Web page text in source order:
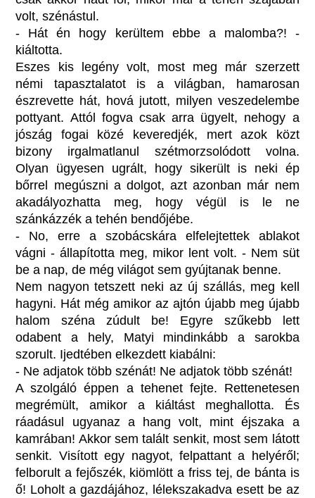
volt, szénástul.
- Hát én hogy kerültem ebbe a malomba?! -
kiáltotta.
Eszes kis legény volt, most meg már szerzett
némi tapasztalatot is a világban, hamarosan
észrevette hát, hová jutott, milyen veszedelembe
pottyant. Attól fogva csak arra ügyelt, nehogy a
jószág fogai közé keveredjék, mert azok közt
bizony irgalmatlanul szétmorzsolódott volna.
Olyan ügyesen ugrált, hogy sikerült is neki ép
bőrrel megúszni a dolgot, azt azonban már nem
akadályozhatta meg, hogy végül is le ne
szánkázzék a tehén bendőjébe.
- No, erre a szobácskára elfelejtettek ablakot
vágni - állapította meg, mikor lent volt. - Nem süt
be a nap, de még világot sem gyújtanak benne.
Nem nagyon tetszett neki az új szállás, meg kell
hagyni. Hát még amikor az ajtón újabb meg újabb
halom széna zúdult be! Egyre szűkebb lett
odabent a hely, Matyi mindinkább a sarokba
szorult. Ijedtében elkezdett kiabálni:
- Ne adjatok több szénát! Ne adjatok több szénát!
A szolgáló éppen a tehenet fejte. Rettenetesen
megrémült, amikor a kiáltást meghallotta. És
ráadásul ugyanaz a hang volt, mint éjszaka a
kamrában! Akkor sem talált senkit, most sem látott
senkit. Visított egy nagyot, felpattant a helyéről;
felborult a fejőszék, kiömlött a friss tej, de bánta is
ő! Loholt a gazdájához, lélekszakadva esett be az